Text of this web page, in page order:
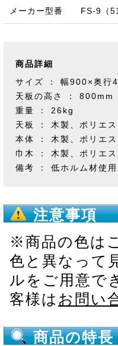
メーカー型番 FS-9（
商品詳細
サイズ ： 幅900×奥行
天板の高さ ： 800mm
重量 ： 26kg
天板 ： 木製、ポリエ
本体 ： 木製、ポリエ
巾木 ： 木製、ポリエ
備考 ： 低ホルム材使用
注意事項
※商品の色は
色と異なって
ルをご用意で
客様は お問い
商品の特長